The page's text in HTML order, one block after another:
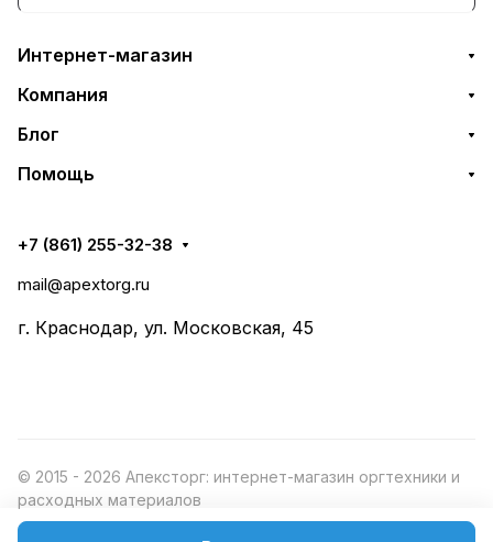
Интернет-магазин
Компания
Блог
Помощь
+7 (861) 255-32-38
mail@apextorg.ru
г. Краснодар, ул. Московская, 45
© 2015 - 2026 Апексторг: интернет-магазин оргтехники и
расходных материалов